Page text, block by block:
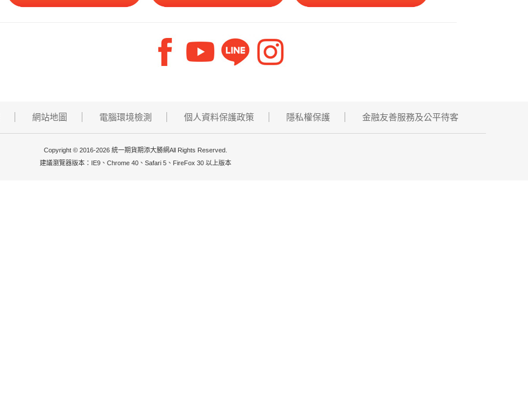
網站地圖 電腦環境檢測 個人資料保護政策 隱私權保護 金融友善服務及公平待客
Copyright © 2016-2026 統一期貨期添大勝網All Rights Reserved.
建議瀏覽器版本：IE9、Chrome 40、Safari 5、FireFox 30 以上版本